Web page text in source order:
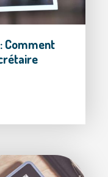
Comment